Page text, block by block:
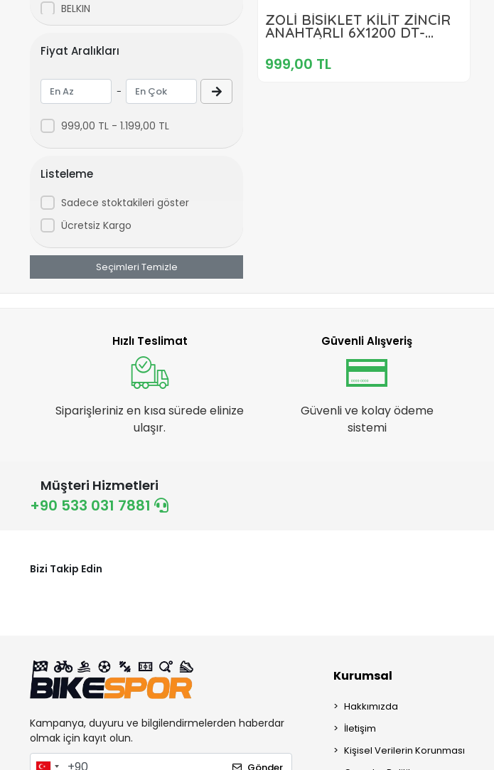
BELKIN
BIANCHI
BİSAN
CAMARO
CARRARO
CHAOYANG
COOLMAX
DIESEL
DİGER
GHOST
HATTRICK
HOUSE PLUS
KİNG
MAXXIS
MICHELIN
MOON
MOSSO
Fiyat Aralıkları
-
999,00 TL - 1.199,00 TL
Listeleme
Sadece stoktakileri göster
Ücretsiz Kargo
Seçimleri Temizle
ZOLİ BİSİKLET KİLİT ZİNCİR
ANAHTARLI 6X1200 DT-
85704 SİYAH KLT-304
999,00 TL
999,00 TL
Hızlı Teslimat
Siparişleriniz en kısa sürede elinize
ulaşır.
Güvenli Alışveriş
Güvenli ve kolay ödeme
sistemi
Müşteri Hizmetleri
+90 533 031 7881
Bizi Takip Edin
Kampanya, duyuru ve bilgilendirmelerden haberdar
olmak için kayıt olun.
Gönder
Kurumsal
Hakkımızda
İletişim
Kişisel Verilerin Korunması